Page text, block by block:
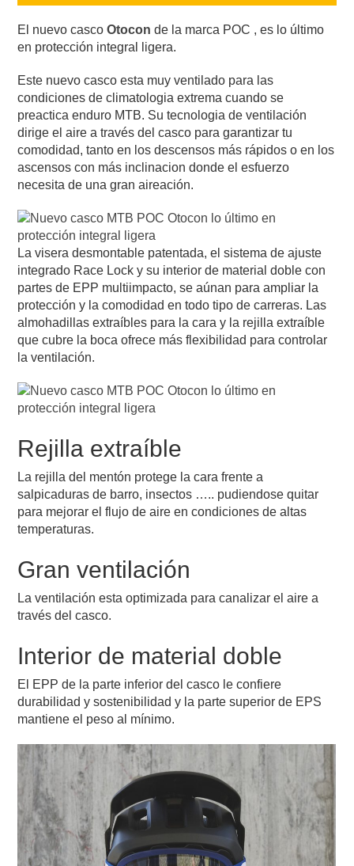
El nuevo cascoOtoconde la marca POC , es lo último
en protección integral ligera.
Este nuevo casco esta muy ventilado para las
condiciones de climatologia extrema cuando se
preactica enduro MTB. Su tecnologia de ventilación
dirige el aire a través del casco para garantizar tu
comodidad, tanto en los descensos más rápidos o en los
ascensos con más inclinacion donde el esfuerzo
necesita de una gran aireación.
La visera desmontable patentada, el sistema de ajuste
integrado Race Lock y su interior de material doble con
partes de EPP multiimpacto, se aúnan para ampliar la
protección y la comodidad en todo tipo de carreras. Las
almohadillas extraíbles para la cara y la rejilla extraíble
que cubre la boca ofrece más flexibilidad para controlar
la ventilación.
Rejilla extraíble
La rejilla del mentón protege la cara frente a
salpicaduras de barro, insectos ….. pudiendose quitar
para mejorar el flujo de aire en condiciones de altas
temperaturas.
Gran ventilación
La ventilación esta optimizada para canalizar el aire a
través del casco.
Interior de material doble
El EPP de la parte inferior del casco le confiere
durabilidad y sostenibilidad y la parte superior de EPS
mantiene el peso al mínimo.